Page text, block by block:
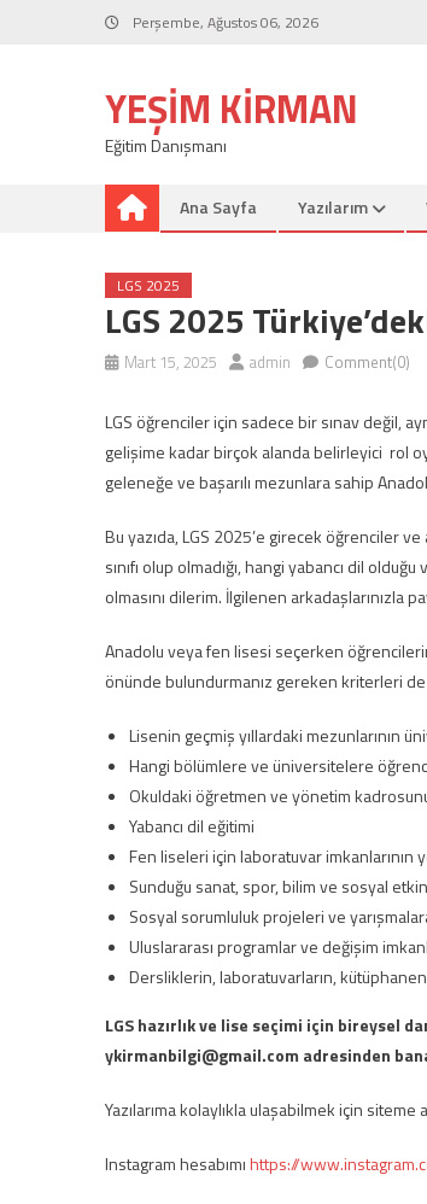
Perşembe, Ağustos 06, 2026
YEŞIM KIRMAN
Eğitim Danışmanı
Ana Sayfa Yazılarım
LGS 2025
LGS 2025
Mart 15, 2025 admin Comment(0)
LGS öğrenciler için sadece bir sınav değil,
gelişime kadar birçok alanda belirleyici rol
geleneğe ve başarılı mezunlara sahip
Bu yazıda, LGS 2025’e girecek öğrenciler
sınıfı olup olmadığı, hangi yabancı dil
olmasını dilerim. İlgilenen arkadaşlarınızla
Anadolu veya fen lisesi seçerken
önünde bulundurmanız gereken kriterleri
Lisenin geçmiş yıllardaki mezunlarının
Hangi bölümlere ve üniversitelere
Okuldaki öğretmen ve yönetim
Yabancı dil eğitimi
Fen liseleri için laboratuvar imkanlarının
Sunduğu sanat, spor, bilim ve sosyal
Sosyal sorumluluk projeleri ve
Uluslararası programlar ve değişim
Dersliklerin, laboratuvarların,
LGS hazırlık ve lise seçimi için bireysel
ykirmanbilgi@gmail.com adresinden
Yazılarıma kolaylıkla ulaşabilmek için
Instagram hesabımıhttps://